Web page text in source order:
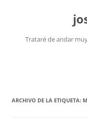
Trataré de andar
ARCHIVO DE LA ETIQUETA: